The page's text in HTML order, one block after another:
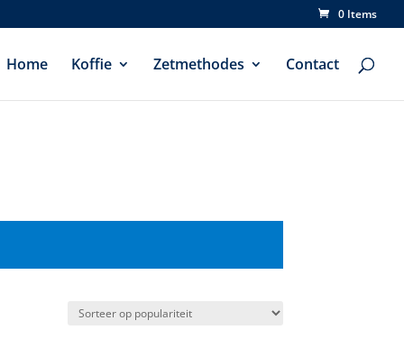
0 Items
Home Koffie Zetmethodes Contact